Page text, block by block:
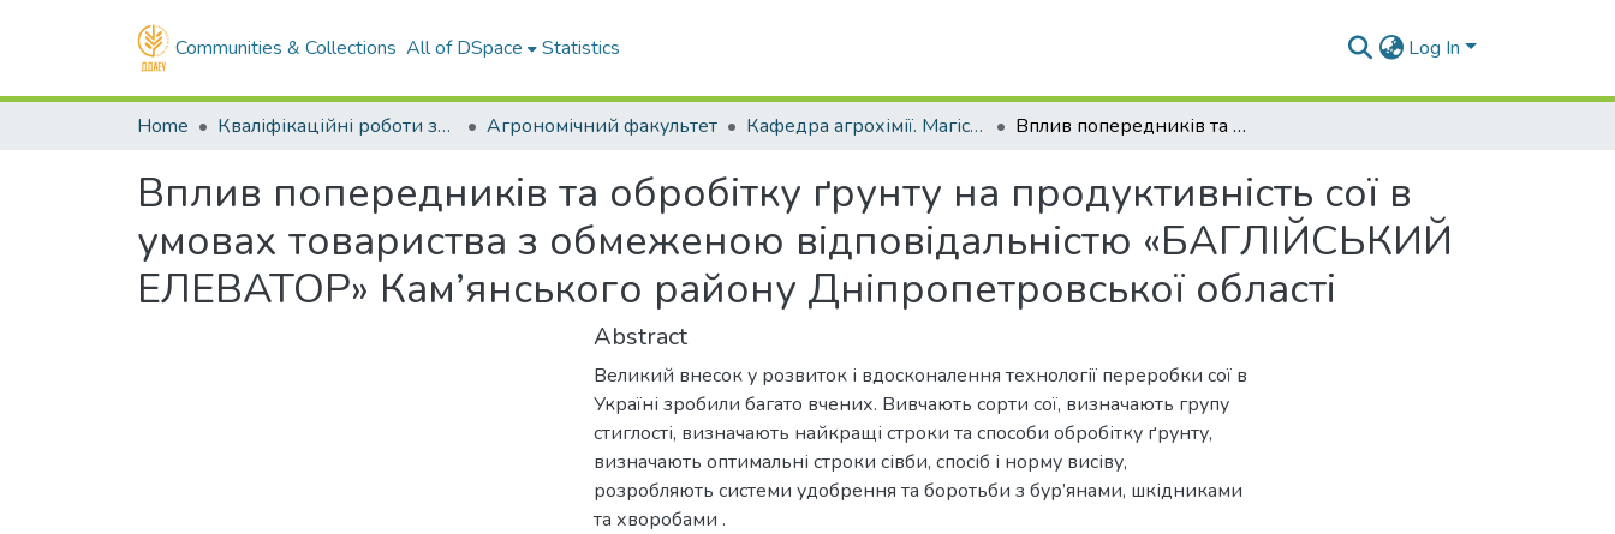
Communities & Collections All of DSpace Statistics Log In
Home Кваліфікаційні роботи здобувачів вищої освіти Агрономічний факультет Кафедра агрохімії. Магістри Вплив попередників та обробітку ґрунту на продуктивність сої в умовах товариства з обмеженою відповідальністю «БАГЛІЙСЬКИЙ ЕЛЕВАТОР» Кам’янського району Дніпропетровської області
Вплив попередників та обробітку ґрунту на продуктивність сої в
умовах товариства з обмеженою відповідальністю «БАГЛІЙСЬКИЙ
ЕЛЕВАТОР» Кам’янського району Дніпропетровської області
Abstract
Великий внесок у розвиток і вдосконалення технології переробки сої в
Україні зробили багато вчених. Вивчають сорти сої, визначають групу
стиглості, визначають найкращі строки та способи обробітку ґрунту,
визначають оптимальні строки сівби, спосіб і норму висіву,
розробляють системи удобрення та боротьби з бур’янами, шкідниками
та хворобами .